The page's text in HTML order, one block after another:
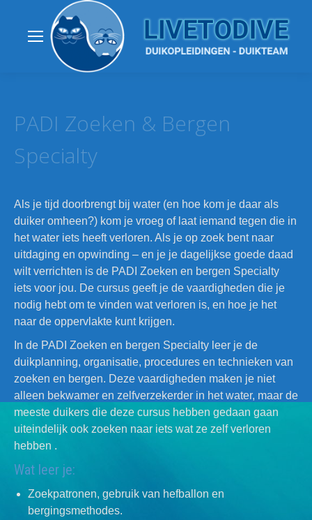
PADI Zoeken & Bergen
Specialty
Als je tijd doorbrengt bij water (en hoe kom je daar als
duiker omheen?) kom je vroeg of laat iemand tegen die in
het water iets heeft verloren. Als je op zoek bent naar
uitdaging en opwinding – en je je dagelijkse goede daad
wilt verrichten is de PADI Zoeken en bergen Specialty
iets voor jou. De cursus geeft je de vaardigheden die je
nodig hebt om te vinden wat verloren is, en hoe je het
naar de oppervlakte kunt krijgen.
In de PADI Zoeken en bergen Specialty leer je de
duikplanning, organisatie, procedures en technieken van
zoeken en bergen. Deze vaardigheden maken je niet
alleen bekwamer en zelfverzekerder in het water, maar de
meeste duikers die deze cursus hebben gedaan gaan
uiteindelijk ook zoeken naar iets wat ze zelf verloren
hebben .
Wat leer je:
Zoekpatronen, gebruik van hefballon en
bergingsmethodes.